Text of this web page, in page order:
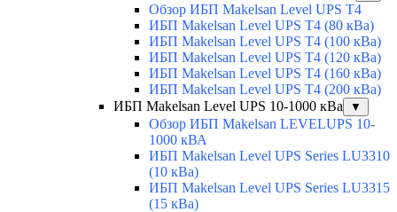
Обзор ИБП Makelsan Level UPS T4
ИБП Makelsan Level UPS T4 (80 кВа)
ИБП Makelsan Level UPS T4 (100 кВа)
ИБП Makelsan Level UPS T4 (120 кВа)
ИБП Makelsan Level UPS T4 (160 кВа)
ИБП Makelsan Level UPS T4 (200 кВа)
ИБП Makelsan Level UPS 10-1000 кВа
▼
Обзор ИБП Makelsan LEVELUPS 10-
1000 кВА
ИБП Makelsan Level UPS Series LU3310
(10 кВа)
ИБП Makelsan Level UPS Series LU3315
(15 кВа)